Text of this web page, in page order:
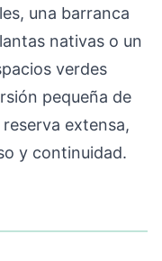
una barranca
nativas o un
verdes
pequeña de
extensa,
y continuidad.